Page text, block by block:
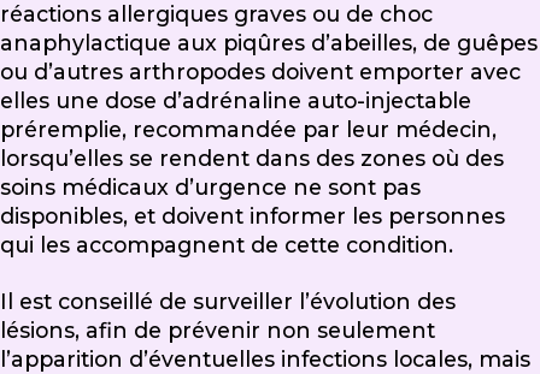
réactions allergiques graves ou de choc
anaphylactique aux piqûres d’abeilles, de guêpes
ou d’autres arthropodes doivent emporter avec
elles une dose d’adrénaline auto-injectable
préremplie, recommandée par leur médecin,
lorsqu’elles se rendent dans des zones où des
soins médicaux d’urgence ne sont pas
disponibles, et doivent informer les personnes
qui les accompagnent de cette condition.
Il est conseillé de surveiller l’évolution des
lésions, afin de prévenir non seulement
l’apparition d’éventuelles infections locales, mais